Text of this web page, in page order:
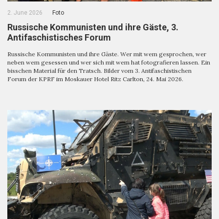
2. June 2026 Foto
Russische Kommunisten und ihre Gäste, 3.
Antifaschistisches Forum
Russische Kommunisten und ihre Gäste. Wer mit wem gesprochen, wer
neben wem gesessen und wer sich mit wem hat fotografieren lassen. Ein
bisschen Material für den Tratsch. Bilder vom 3. Antifaschistischen
Forum der KPRF im Moskauer Hotel Ritz Carlton, 24. Mai 2026.